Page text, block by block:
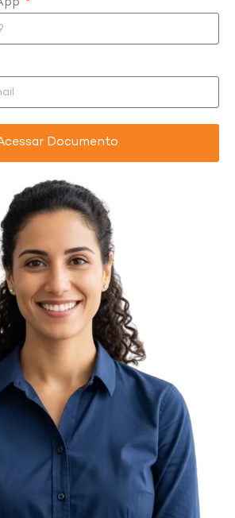
Documento